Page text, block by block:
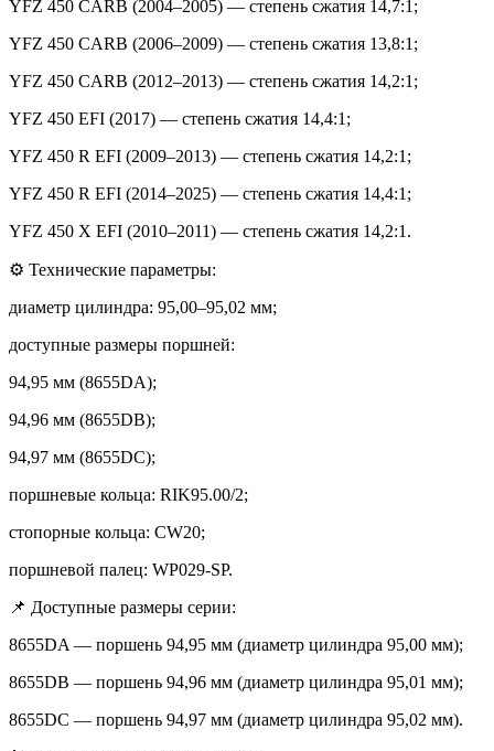
YFZ 450 CARB (2004–2005) — степень сжатия 14,7:1;
YFZ 450 CARB (2006–2009) — степень сжатия 13,8:1;
YFZ 450 CARB (2012–2013) — степень сжатия 14,2:1;
YFZ 450 EFI (2017) — степень сжатия 14,4:1;
YFZ 450 R EFI (2009–2013) — степень сжатия 14,2:1;
YFZ 450 R EFI (2014–2025) — степень сжатия 14,4:1;
YFZ 450 X EFI (2010–2011) — степень сжатия 14,2:1.
⚙️ Технические параметры:
диаметр цилиндра: 95,00–95,02 мм;
доступные размеры поршней:
94,95 мм (8655DA);
94,96 мм (8655DB);
94,97 мм (8655DC);
поршневые кольца: RIK95.00/2;
стопорные кольца: CW20;
поршневой палец: WP029-SP.
📌 Доступные размеры серии:
8655DA — поршень 94,95 мм (диаметр цилиндра 95,00 мм);
8655DB — поршень 94,96 мм (диаметр цилиндра 95,01 мм);
8655DC — поршень 94,97 мм (диаметр цилиндра 95,02 мм).